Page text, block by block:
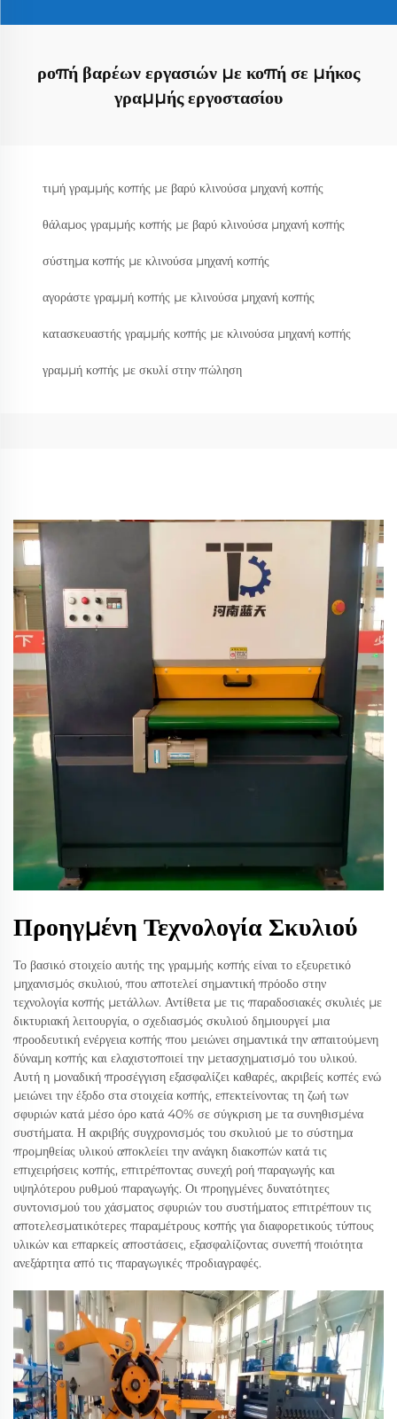
ροπή βαρέων εργασιών με κοπή σε μήκος
γραμμής εργοστασίου
τιμή γραμμής κοπής με βαρύ κλινούσα μηχανή κοπής
θάλαμος γραμμής κοπής με βαρύ κλινούσα μηχανή κοπής
σύστημα κοπής με κλινούσα μηχανή κοπής
αγοράστε γραμμή κοπής με κλινούσα μηχανή κοπής
κατασκευαστής γραμμής κοπής με κλινούσα μηχανή κοπής
γραμμή κοπής με σκυλί στην πώληση
Προηγμένη Τεχνολογία Σκυλιού
Το βασικό στοιχείο αυτής της γραμμής κοπής είναι το εξευρετικό
μηχανισμός σκυλιού, που αποτελεί σημαντική πρόοδο στην
τεχνολογία κοπής μετάλλων. Αντίθετα με τις παραδοσιακές σκυλιές με
δικτυριακή λειτουργία, ο σχεδιασμός σκυλιού δημιουργεί μια
προοδευτική ενέργεια κοπής που μειώνει σημαντικά την απαιτούμενη
δύναμη κοπής και ελαχιστοποιεί την μετασχηματισμό του υλικού.
Αυτή η μοναδική προσέγγιση εξασφαλίζει καθαρές, ακριβείς κοπές ενώ
μειώνει την έξοδο στα στοιχεία κοπής, επεκτείνοντας τη ζωή των
σφυριών κατά μέσο όρο κατά 40% σε σύγκριση με τα συνηθισμένα
συστήματα. Η ακριβής συγχρονισμός του σκυλιού με το σύστημα
προμηθείας υλικού αποκλείει την ανάγκη διακοπών κατά τις
επιχειρήσεις κοπής, επιτρέποντας συνεχή ροή παραγωγής και
υψηλότερου ρυθμού παραγωγής. Οι προηγμένες δυνατότητες
συντονισμού του χάσματος σφυριών του συστήματος επιτρέπουν τις
αποτελεσματικότερες παραμέτρους κοπής για διαφορετικούς τύπους
υλικών και επαρκείς αποστάσεις, εξασφαλίζοντας συνεπή ποιότητα
ανεξάρτητα από τις παραγωγικές προδιαγραφές.